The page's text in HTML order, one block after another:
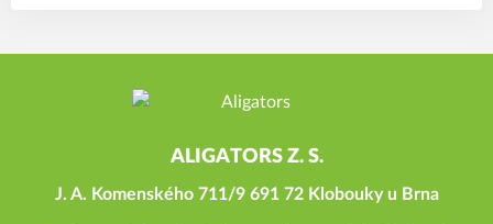
ALIGATORS Z. S.
J. A. Komenského 711/9 691 72 Klobouky u Brna